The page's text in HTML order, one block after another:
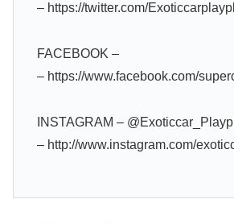
– https://twitter.com/Exoticcarplaypl
FACEBOOK –
– https://www.facebook.com/
INSTAGRAM –
– http://www.instagram.com/